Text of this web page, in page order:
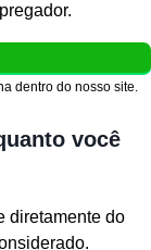
dentro do nosso site.
você
diretamente do